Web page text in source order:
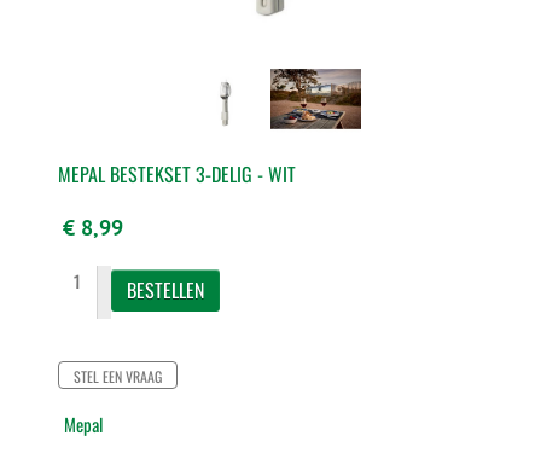
MEPAL BESTEKSET 3-DELIG - WIT
€ 8,99
STEL EEN VRAAG
Mepal